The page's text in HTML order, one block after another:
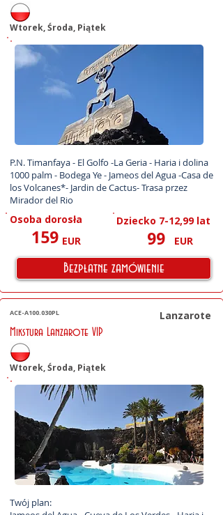
Wtorek, Środa, Piątek
P.N. Timanfaya - El Golfo -La Geria - Haria i dolina
1000 palm - Bodega Ye - Jameos del Agua -Casa de
los Volcanes*- Jardin de Cactus- Trasa przez
Mirador del Rio
Osoba dorosła
159 EUR
Dziecko 7-12,99 lat
99 EUR
Bezpłatne zamówienie
ACE-A100.030PL
Lanzarote
Mikstura Lanzarote VIP
Wtorek, Środa, Piątek
Twój plan: